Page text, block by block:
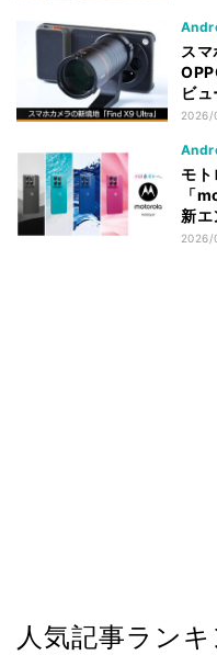
ス
ビュ
2026/
モ
「
新エ
2026/
人気記事ラン